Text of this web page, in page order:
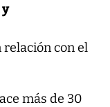
con el
más de 30